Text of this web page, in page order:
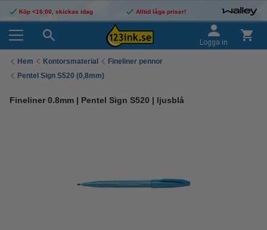
Köp <16:00, skickas idag Alltid låga priser!
Logga in
Hem Kontorsmaterial
Fineliner pennor
Pentel Sign S520 (0,8mm)
Fineliner 0.8mm | Pentel Sign S520 | ljusblå